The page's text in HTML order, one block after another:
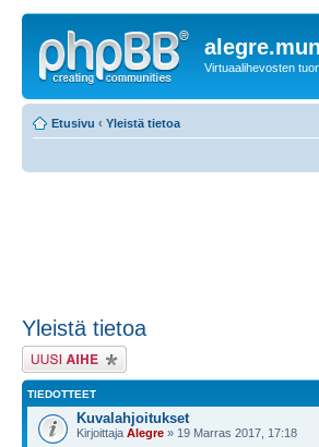
Virtuaalihevosten
Etusivu ‹ Yleistä tietoa
Yleistä tietoa
Lähetä uusi viesti
TIEDOTTEET
Kuvalahjoitukset
Kirjoittaja Alegre » 19 Marras 2017, 17:18